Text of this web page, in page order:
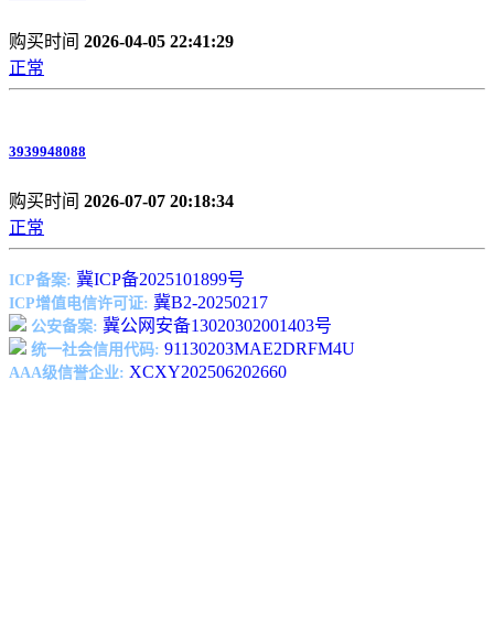
购买时间 2026-04-05 22:41:29
正常
3939948088
购买时间 2026-07-07 20:18:34
正常
ICP备案: 冀ICP备2025101899号
ICP增值电信许可证: 冀B2-20250217
公安备案: 冀公网安备13020302001403号
统一社会信用代码: 91130203MAE2DRFM4U
AAA级信誉企业: XCXY202506202660